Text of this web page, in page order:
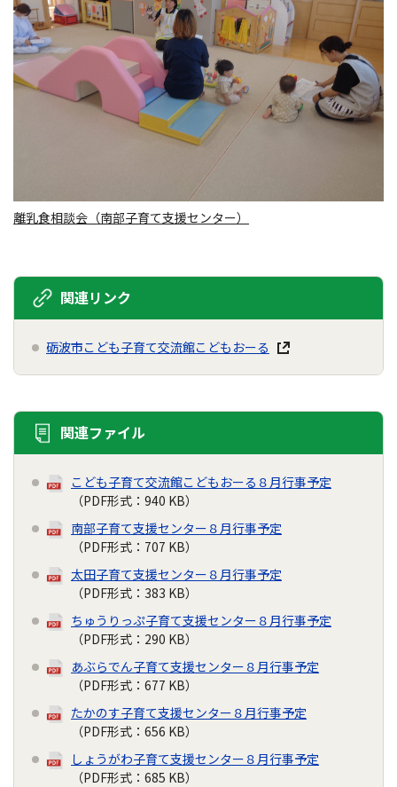
離乳食相談会（南部子育て支援センター）
関連リンク
砺波市こども子育て交流館こどもおーる
関連ファイル
こども子育て交流館こどもおーる８月行事予定
（PDF形式：940 KB）
南部子育て支援センター８月行事予定
（PDF形式：707 KB）
太田子育て支援センター８月行事予定
（PDF形式：383 KB）
ちゅうりっぷ子育て支援センター８月行事予定
（PDF形式：290 KB）
あぶらでん子育て支援センター８月行事予定
（PDF形式：677 KB）
たかのす子育て支援センター８月行事予定
（PDF形式：656 KB）
しょうがわ子育て支援センター８月行事予定
（PDF形式：685 KB）